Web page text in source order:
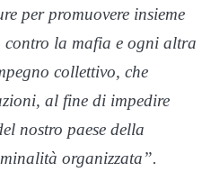
per promuovere insieme
la mafia e ogni altra
collettivo, che
al fine di impedire
nostro paese della
organizzata”.